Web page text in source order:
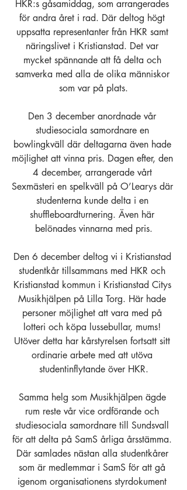
HKR:s gåsamiddag, som arrangerades
för andra året i rad. Där deltog högt
uppsatta representanter från HKR samt
näringslivet i Kristianstad. Det var
mycket spännande att få delta och
samverka med alla de olika människor
som var på plats.
Den 3 december anordnade vår
studiesociala samordnare en
bowlingkväll där deltagarna även hade
möjlighet att vinna pris. Dagen efter, den
4 december, arrangerade vårt
Sexmästeri en spelkväll på O’Learys där
studenterna kunde delta i en
shuffleboardturnering. Även här
belönades vinnarna med pris.
Den 6 december deltog vi i Kristianstad
studentkår tillsammans med HKR och
Kristianstad kommun i Kristianstad Citys
Musikhjälpen på Lilla Torg. Här hade
personer möjlighet att vara med på
lotteri och köpa lussebullar, mums!
Utöver detta har kårstyrelsen fortsatt sitt
ordinarie arbete med att utöva
studentinflytande över HKR.
Samma helg som Musikhjälpen ägde
rum reste vår vice ordförande och
studiesociala samordnare till Sundsvall
för att delta på SamS årliga årsstämma.
Där samlades nästan alla studentkårer
som är medlemmar i SamS för att gå
igenom organisationens styrdokument